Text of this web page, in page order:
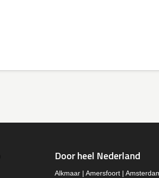
Door heel Nederland
Alkmaar | Amersfoort |